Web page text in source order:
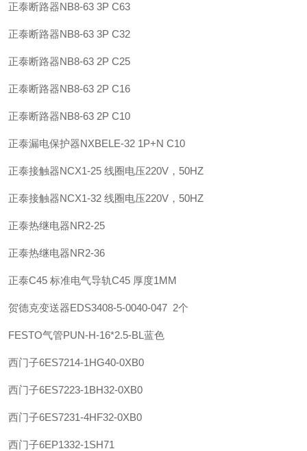
正泰断路器NB8-63 3P C63
正泰断路器NB8-63 3P C32
正泰断路器NB8-63 2P C25
正泰断路器NB8-63 2P C16
正泰断路器NB8-63 2P C10
正泰漏电保护器NXBELE-32 1P+N C10
正泰接触器NCX1-25 线圈电压220V，50HZ
正泰接触器NCX1-32 线圈电压220V，50HZ
正泰热继电器NR2-25
正泰热继电器NR2-36
正泰C45 标准电气导轨C45 厚度1MM
贺德克变送器EDS3408-5-0040-047 2个
FESTO气管PUN-H-16*2.5-BL蓝色
西门子6ES7214-1HG40-0XB0
西门子6ES7223-1BH32-0XB0
西门子6ES7231-4HF32-0XB0
西门子6EP1332-1SH71